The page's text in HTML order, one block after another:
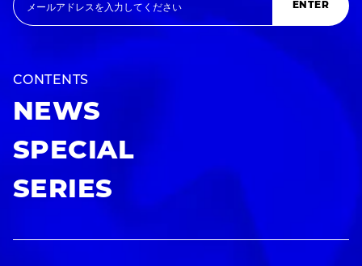
ENTER
CONTENTS
NEWS
SPECIAL
SERIES